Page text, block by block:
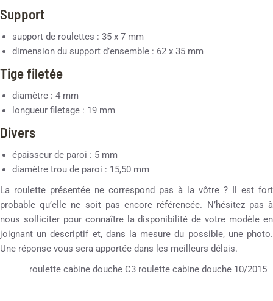
Support
support de roulettes : 35 x 7 mm
dimension du support d’ensemble : 62 x 35 mm
Tige filetée
diamètre : 4 mm
longueur filetage : 19 mm
Divers
épaisseur de paroi : 5 mm
diamètre trou de paroi : 15,50 mm
La roulette présentée ne correspond pas à la vôtre ? Il est fort
probable qu’elle ne soit pas encore référencée. N’hésitez pas à
nous solliciter pour connaître la disponibilité de votre modèle en
joignant un descriptif et, dans la mesure du possible, une photo.
Une réponse vous sera apportée dans les meilleurs délais.
roulette cabine douche C3 roulette cabine douche 10/2015